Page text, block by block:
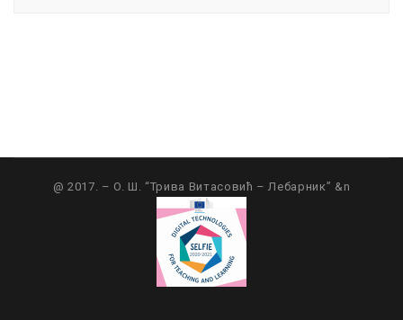
@ 2017. – O. Ш. “Трива Витасовић – Лебарник” &n